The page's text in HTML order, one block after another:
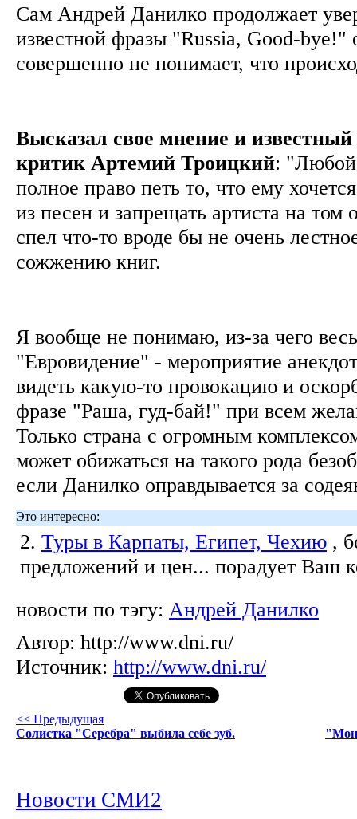
Сам Андрей Данилко продолжает
известной фразы "Russia, Good-bye!"
совершенно не понимает, что
Высказал свое мнение и
критик Артемий Троицкий: "Любой
полное право петь то, что ему
из песен и запрещать артиста на том
спел что-то вроде бы не очень
сожжению книг.
Я вообще не понимаю, из-за чего
"Евровидение" - мероприятие
видеть какую-то провокацию и
фразе "Раша, гуд-бай!" при всем
Только страна с огромным
может обижаться на такого рода
если Данилко оправдывается за
Это интересно:
2. Туры в Карпаты, Египет, Чехию ,
предложений и цен... порадует Ваш
новости по тэгу: Андрей Данилко
Автор: http://www.dni.ru/
Источник: http://www.dni.ru/
<< Предыдущая
Солистка "Серебра" выбила себе зуб.
Новости СМИ2